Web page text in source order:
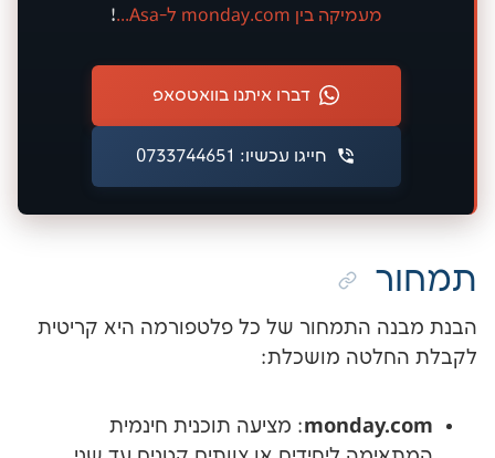
!
דברו איתנו בוואטסאפ
חייגו עכשיו: 0733744651
התמחור של כל פלטפורמה היא קריטית
מושכלת:
: מציעה תוכנית חינמית